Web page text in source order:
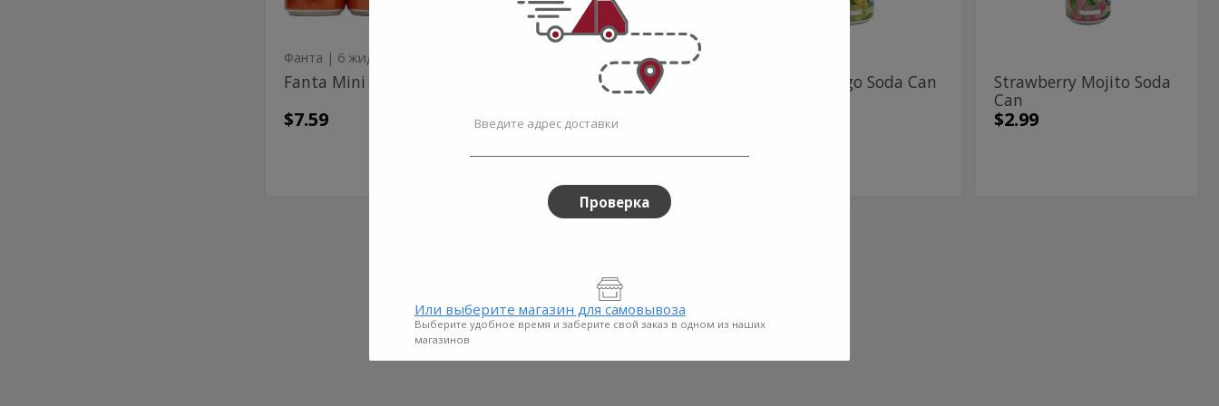
Фанта
Fanta Mini - 6 Cans
$7.59
Mojito Fresh Lime Soda
$2.99
Mojito Mango Soda Can
Strawberry Mojito Soda
Can
$2.99
Введите адрес доставки
Проверка
Или выберите магазин для самовывоза
Выберите удобное время и заберите свой заказ в одном из наших
магазинов